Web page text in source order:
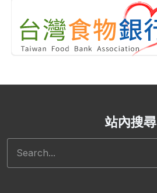
站內搜尋